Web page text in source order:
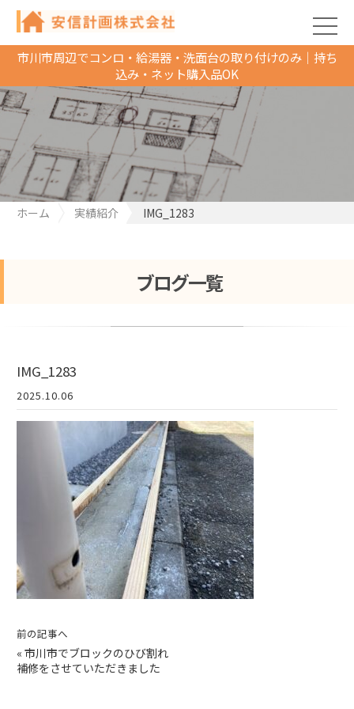
市川市周辺でコンロ・給湯器・洗面台の取り付けのみ｜持ち
込み・ネット購入品OK
ホーム 実績紹介 IMG_1283
ブログ一覧
IMG_1283
2025.10.06
前の記事へ
« 市川市でブロックのひび割れ
補修をさせていただきました